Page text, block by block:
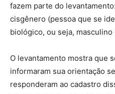
fazem parte do
cisgênero (pessoa que se
biológico, ou seja,
O levantamento mostra que
informaram sua orientação
responderam ao cadastro